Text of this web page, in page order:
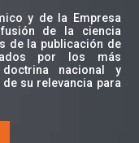
y de la Empresa
de la ciencia
de la publicación de
por los más
nacional y
su relevancia para